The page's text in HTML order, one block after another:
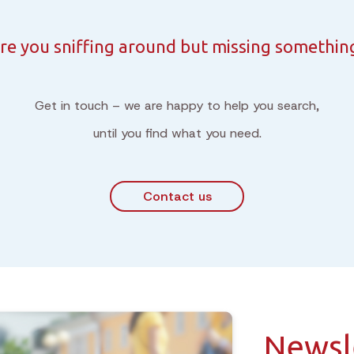
you sniffing around but missing
Get in touch – we are happy to help you search,
until you find what you need.
Contact us